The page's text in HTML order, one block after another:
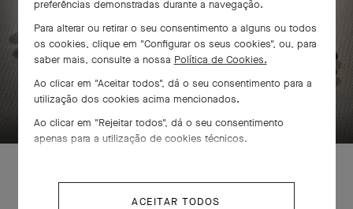
DESLIZE PARA DESCOBRIR
preferências demonstradas durante a navegação.
Para alterar ou retirar o seu consentimento a alguns ou todos
os cookies, clique em "Configurar os seus cookies", ou, para
saber mais, consulte a nossa Política de Cookies.
Ao clicar em "Aceitar todos", dá o seu consentimento para a
utilização dos cookies acima mencionados.
Ao clicar em "Rejeitar todos", dá o seu consentimento
apenas para a utilização de cookies técnicos.
ACEITAR TODOS